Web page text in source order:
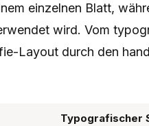
einzelnen Blatt,
wird. Vom
Layout durch den
Typografischer